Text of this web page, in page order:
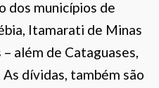
dos municípios de
Itamarati de Minas
além de Cataguases,
As dívidas, também são